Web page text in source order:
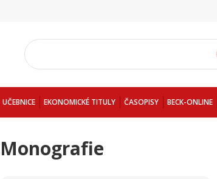
UČEBNICE EKONOMICKÉ TITULY ČASOPISY BECK-ONLINE
Monografie